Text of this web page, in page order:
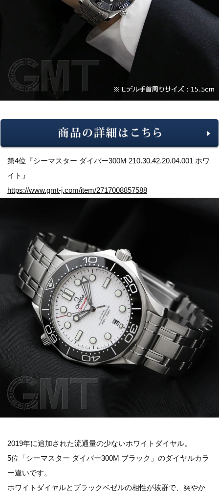
第4位『シーマスター ダイバー300M 210.30.42.20.04.001 ホワ
イト』
https://www.gmt-j.com/item/2717008857588
2019年に追加された流通量の少ないホワイトダイヤル。
5位「シーマスター ダイバー300M ブラック」のダイヤルカラ
ー違いです。
ホワイトダイヤルとブラックベゼルの相性が抜群で、爽やか